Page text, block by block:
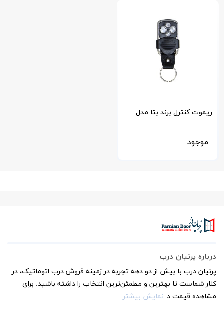
ریموت کنترل برند بتا مدل
موجود
درباره پرنیان درب
پرنیان درب با بیش از دو دهه تجربه در زمینه فروش درب اتوماتیک، در
کنار شماست تا بهترین و مطمئن‌ترین انتخاب را داشته باشید. برای
مشاهده قیمت د نمایش بیشتر